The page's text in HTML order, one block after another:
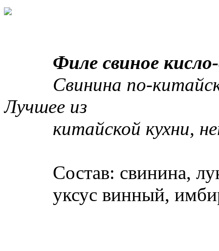
Филе свиное кисло-
Свинина по-китайски
Лучшее из
китайской кухни,
Состав: свинина, лук,
уксус винный,